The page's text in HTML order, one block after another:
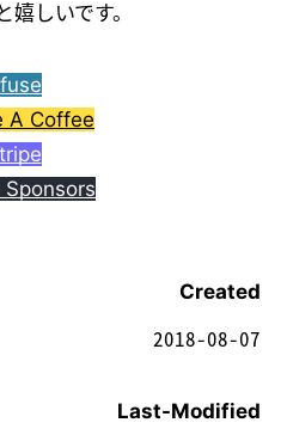
嬉しいです。
A Coffee
Created
2018-08-07
Last-Modified